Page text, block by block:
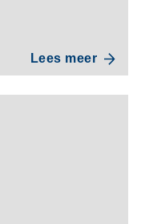
Lees meer